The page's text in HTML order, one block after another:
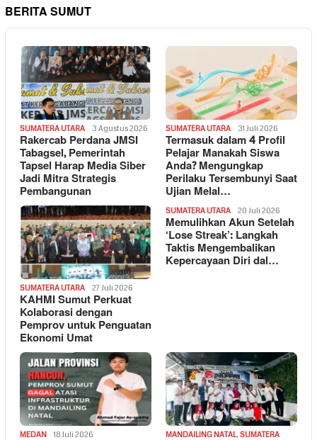
BERITA SUMUT
SUMATERA UTARA 3 Agustus 2026
Rakercab Perdana JMSI
Tabagsel, Pemerintah
Tapsel Harap Media Siber
Jadi Mitra Strategis
Pembangunan
SUMATERA UTARA 31 Juli 2026
Termasuk dalam 4 Profil
Pelajar Manakah Siswa
Anda? Mengungkap
Perilaku Tersembunyi Saat
Ujian Melal…
SUMATERA UTARA 27 Juli 2026
KAHMI Sumut Perkuat
Kolaborasi dengan
Pemprov untuk Penguatan
Ekonomi Umat
SUMATERA UTARA 20 Juli 2026
Memulihkan Akun Setelah
‘Lose Streak’: Langkah
Taktis Mengembalikan
Kepercayaan Diri dal…
MEDAN 18 Juli 2026 MANDAILING NATAL, SUMATERA